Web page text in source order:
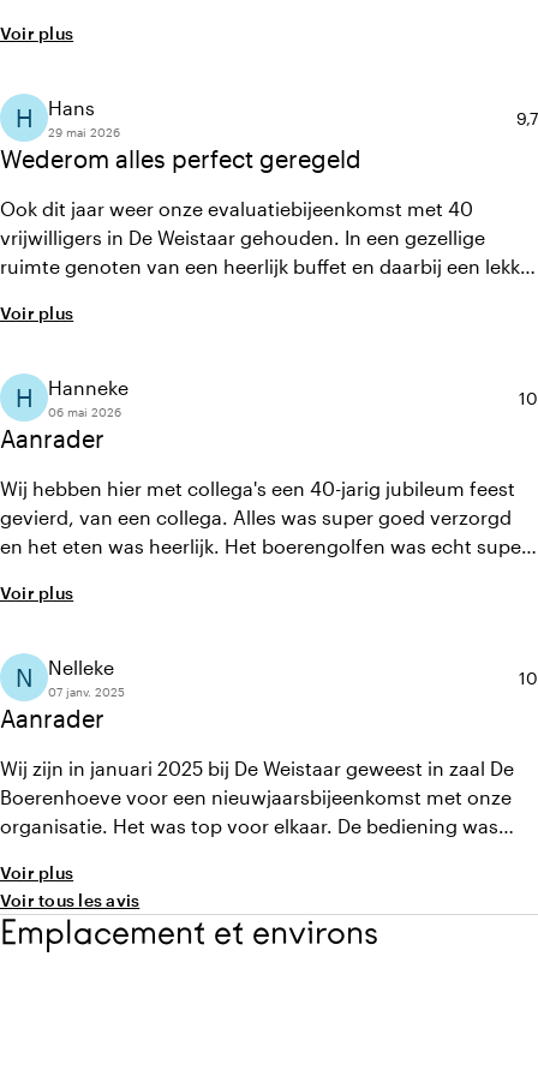
een uniek uitzicht. De landelijke sfeer en het buitenleven
was goed over te spreken. En niet te vergeten, het
personeel was erg vriendelijk
Voir plus
Wederom alles perfect geregeld
H Hans
29 mai 2026
9,7
Ook dit jaar weer onze evaluatiebijeenkomst met 40
vrijwilligers in De Weistaar gehouden. In een gezellige
ruimte genoten van een heerlijk buffet en daarbij een lekker
en klantgericht. We komen zeker nog een keer terug, want
geslaagde avond.
Voir plus
Aanrader
H Hanneke
06 mai 2026
10
Wij hebben hier met collega's een 40-jarig jubileum feest
gevierd, van een collega. Alles was super goed verzorgd
en het eten was heerlijk. Het boerengolfen was echt super
tussen de koeien.
Voir plus
Aanrader
N Nelleke
07 janv. 2025
10
Wij zijn in januari 2025 bij De Weistaar geweest in zaal De
Boerenhoeve voor een nieuwjaarsbijeenkomst met onze
organisatie. Het was top voor elkaar. De bediening was
een beamer etc. waren aanwezig. Alles liep zoals van
tevoren was besproken, heel fijn.
Voir plus
Voir tous les avis
Emplacement et environs